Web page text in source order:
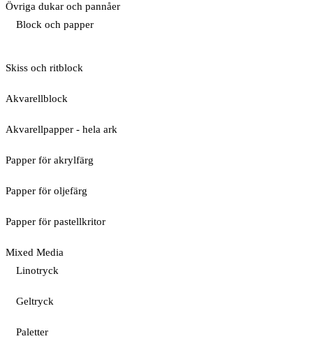
Övriga dukar och pannåer
Block och papper
Skiss och ritblock
Akvarellblock
Akvarellpapper - hela ark
Papper för akrylfärg
Papper för oljefärg
Papper för pastellkritor
Mixed Media
Linotryck
Geltryck
Paletter